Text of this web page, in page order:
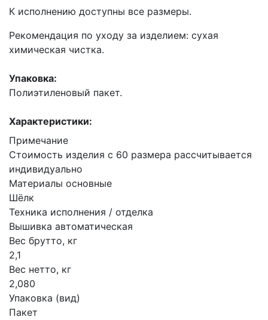
К исполнению доступны все размеры.
Рекомендация по уходу за изделием: сухая
химическая чистка.
Упаковка:
Полиэтиленовый пакет.
Характеристики:
Примечание
Стоимость изделия с 60 размера рассчитывается
индивидуально
Материалы основные
Шёлк
Техника исполнения / отделка
Вышивка автоматическая
Вес брутто, кг
2,1
Вес нетто, кг
2,080
Упаковка (вид)
Пакет